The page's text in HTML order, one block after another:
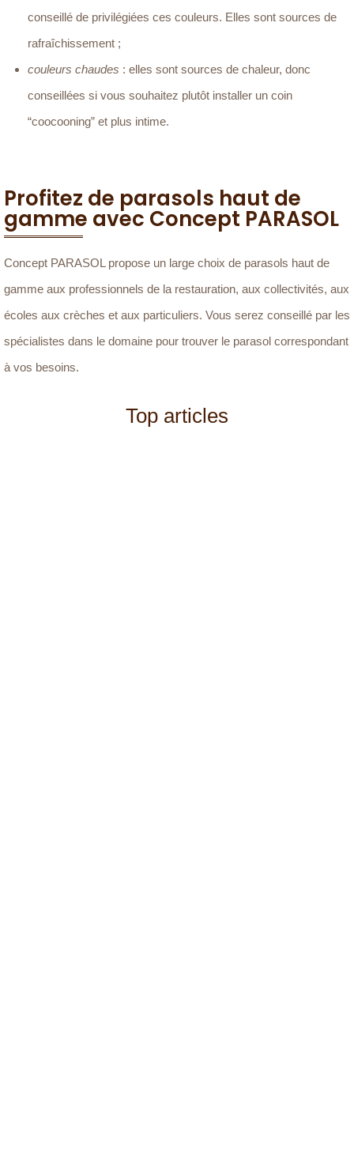
conseillé de privilégiées ces couleurs. Elles sont sources de
rafraîchissement ;
couleurs chaudes : elles sont sources de chaleur, donc
conseillées si vous souhaitez plutôt installer un coin
“coocooning” et plus intime.
Profitez de parasols haut de
gamme avec Concept PARASOL
Concept PARASOL propose un large choix de parasols haut de
gamme aux professionnels de la restauration, aux collectivités, aux
écoles aux crèches et aux particuliers. Vous serez conseillé par les
spécialistes dans le domaine pour trouver le parasol correspondant
à vos besoins.
Top articles